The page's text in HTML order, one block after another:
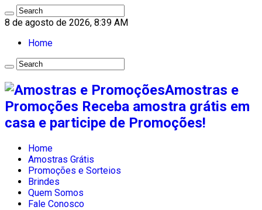
8 de agosto de 2026, 8:39 AM
Home
Amostras e
Promoções Receba amostra grátis em
casa e participe de Promoções!
Home
Amostras Grátis
Promoções e Sorteios
Brindes
Quem Somos
Fale Conosco